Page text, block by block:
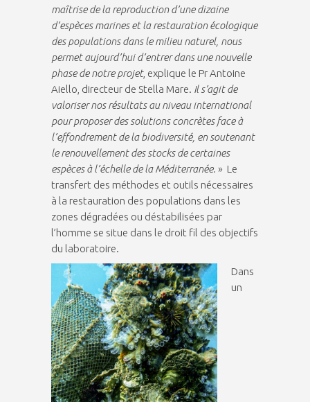
maîtrise de la reproduction d’une dizaine
d’espèces marines et la restauration écologique
des populations dans le milieu naturel, nous
permet aujourd’hui d’entrer dans une nouvelle
phase de notre projet, explique le Pr Antoine
Aiello, directeur de Stella Mare. Il s’agit de
valoriser nos résultats au niveau international
pour proposer des solutions concrètes face à
l’effondrement de la biodiversité, en soutenant
le renouvellement des stocks de certaines
espèces à l’échelle de la Méditerranée. » Le
transfert des méthodes et outils nécessaires
à la restauration des populations dans les
zones dégradées ou déstabilisées par
l’homme se situe dans le droit fil des objectifs
du laboratoire.
Dans
un